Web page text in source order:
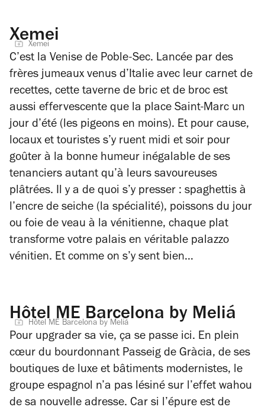
Xemei
Xemei
C’est la Venise de Poble-Sec. Lancée par des
frères jumeaux venus d’Italie avec leur carnet de
recettes, cette taverne de bric et de broc est
aussi effervescente que la place Saint-Marc un
jour d’été (les pigeons en moins). Et pour cause,
locaux et touristes s’y ruent midi et soir pour
goûter à la bonne humeur inégalable de ses
tenanciers autant qu’à leurs savoureuses
plâtrées. Il y a de quoi s’y presser : spaghettis à
l’encre de seiche (la spécialité), poissons du jour
ou foie de veau à la vénitienne, chaque plat
transforme votre palais en véritable palazzo
vénitien. Et comme on s’y sent bien…
Hôtel ME Barcelona by Meliá
Hôtel ME Barcelona by Meliá
Pour upgrader sa vie, ça se passe ici. En plein
cœur du bourdonnant Passeig de Gràcia, de ses
boutiques de luxe et bâtiments modernistes, le
groupe espagnol n’a pas lésiné sur l’effet wahou
de sa nouvelle adresse. Car si l’épure est de